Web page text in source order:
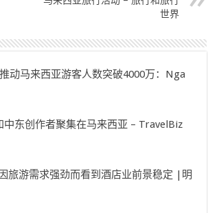
世界
动马来西亚游客人数突破4000万：Nga
中东创作者聚集在马来西亚 – TravelBiz
旅游需求强劲而看到酒店业前景稳定 |明